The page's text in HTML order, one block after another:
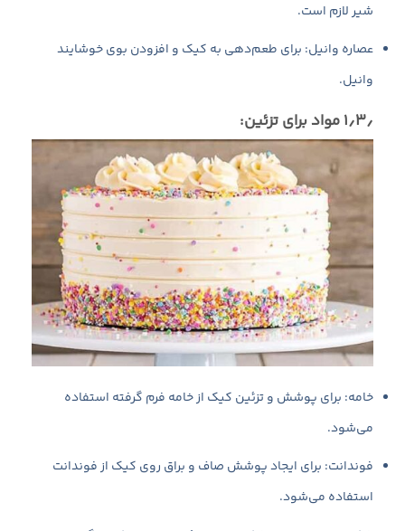
شیر لازم است.
عصاره وانیل: برای طعم‌دهی به کیک و افزودن بوی خوشایند
وانیل.
۱٫۳٫ مواد برای تزئین:
خامه: برای پوشش و تزئین کیک از خامه فرم گرفته استفاده
می‌شود.
فوندانت: برای ایجاد پوشش صاف و براق روی کیک از فوندانت
استفاده می‌شود.